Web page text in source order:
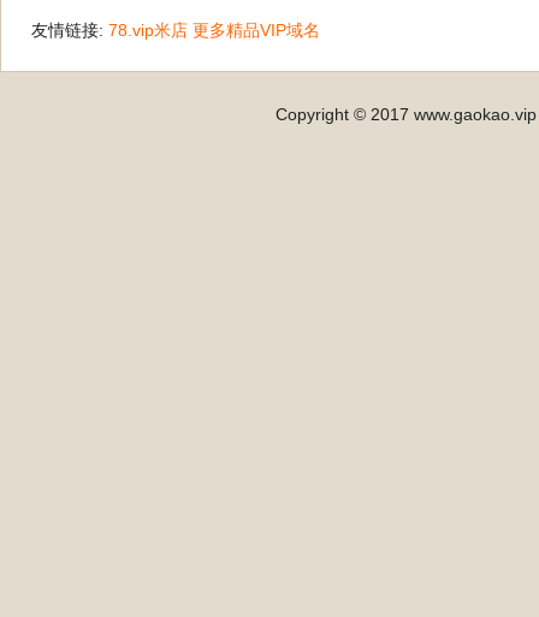
友情链接: 78.vip米店 更多精品VIP域名
Copyright © 2017